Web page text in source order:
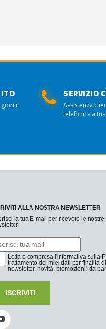
SERVIZIO
Assistenza
telefonica a
ALLA NOSTRA NEWSLETTER
la tua E-mail per ricevere le nostre
Letta e compresa l'informativa sulla
trattamento dei miei dati per finalità
newsletter, novità, promozioni) da
ISCRIVITI